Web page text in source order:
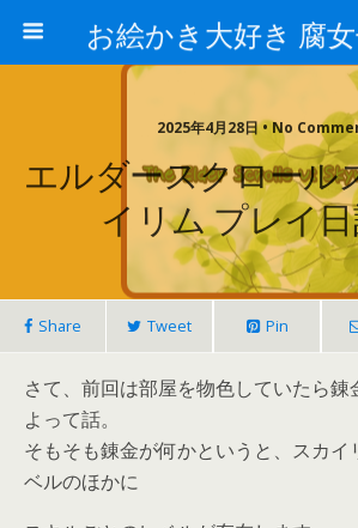
2025年4月28日 • No
エルダースクロール
イリム プレイ日
Share Tweet Pin
さて、前回は部屋を物色していたら錬
よって話。
そもそも錬金が何かというと、スカイ
ベルのほかに